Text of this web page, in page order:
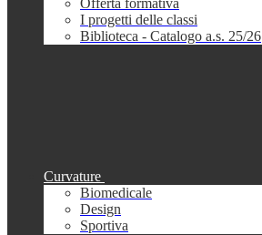
Offerta formativa
I progetti delle classi
Biblioteca - Catalogo a.s. 25/26
Curvature
Biomedicale
Design
Sportiva